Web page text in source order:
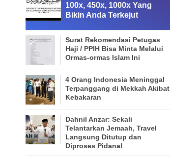
100x, 450x, 1000x Yang
Bikin Anda Terkejut
Surat Rekomendasi Petugas
Haji / PPIH Bisa Minta Melalui
Ormas-ormas Islam Ini
4 Orang Indonesia Meninggal
Terpanggang di Mekkah Akibat
Kebakaran
Dahnil Anzar: Sekali
Telantarkan Jemaah, Travel
Langsung Ditutup dan
Diproses Pidana!